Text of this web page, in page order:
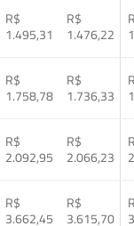
R$
1.495,31
R$
1.476,22
R$
1.758,78
R$
1.736,33
R$
2.092,95
R$
2.066,23
R$
3.662,45
R$
3.615,70